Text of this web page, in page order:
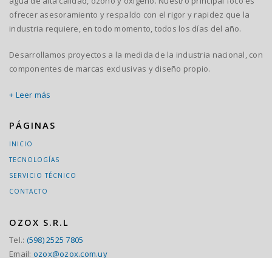
ofrecer asesoramiento y respaldo con el rigor y rapidez que la
industria requiere, en todo momento, todos los días del año.
Desarrollamos proyectos a la medida de la industria nacional, con
componentes de marcas exclusivas y diseño propio.
+ Leer más
PÁGINAS
INICIO
TECNOLOGÍAS
SERVICIO TÉCNICO
CONTACTO
OZOX S.R.L
Tel.: (598) 2525 7805
Email: ozox@ozox.com.uy